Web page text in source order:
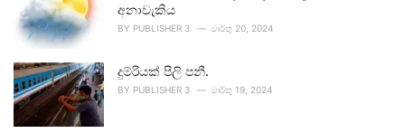
අනාවැකිය
BY PUBLISHER 3 මාර්තු 20, 2024
දුම්රියක් පීලි පනී.
BY PUBLISHER 3 මාර්තු 19, 2024